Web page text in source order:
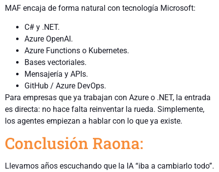
MAF encaja de forma natural con tecnología Microsoft:
C# y .NET.
Azure OpenAI.
Azure Functions o Kubernetes.
Bases vectoriales.
Mensajería y APIs.
GitHub / Azure DevOps.
Para empresas que ya trabajan con Azure o .NET, la entrada
es directa: no hace falta reinventar la rueda. Simplemente,
los agentes empiezan a hablar con lo que ya existe.
Conclusión Raona:
Llevamos años escuchando que la IA “iba a cambiarlo todo”.